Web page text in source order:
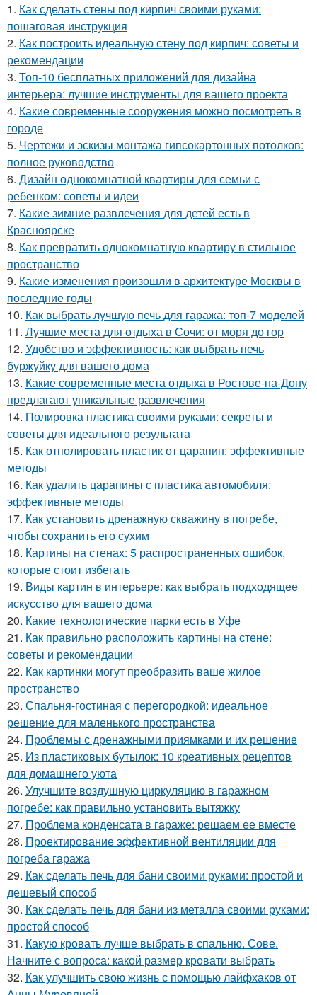
1. Как сделать стены под кирпич своими руками:
пошаговая инструкция
2. Как построить идеальную стену под кирпич: советы и
рекомендации
3. Топ-10 бесплатных приложений для дизайна
интерьера: лучшие инструменты для вашего проекта
4. Какие современные сооружения можно посмотреть в
городе
5. Чертежи и эскизы монтажа гипсокартонных потолков:
полное руководство
6. Дизайн однокомнатной квартиры для семьи с
ребенком: советы и идеи
7. Какие зимние развлечения для детей есть в
Красноярске
8. Как превратить однокомнатную квартиру в стильное
пространство
9. Какие изменения произошли в архитектуре Москвы в
последние годы
10. Как выбрать лучшую печь для гаража: топ-7 моделей
11. Лучшие места для отдыха в Сочи: от моря до гор
12. Удобство и эффективность: как выбрать печь
буржуйку для вашего дома
13. Какие современные места отдыха в Ростове-на-Дону
предлагают уникальные развлечения
14. Полировка пластика своими руками: секреты и
советы для идеального результата
15. Как отполировать пластик от царапин: эффективные
методы
16. Как удалить царапины с пластика автомобиля:
эффективные методы
17. Как установить дренажную скважину в погребе,
чтобы сохранить его сухим
18. Картины на стенах: 5 распространенных ошибок,
которые стоит избегать
19. Виды картин в интерьере: как выбрать подходящее
искусство для вашего дома
20. Какие технологические парки есть в Уфе
21. Как правильно расположить картины на стене:
советы и рекомендации
22. Как картинки могут преобразить ваше жилое
пространство
23. Спальня-гостиная с перегородкой: идеальное
решение для маленького пространства
24. Проблемы с дренажными приямками и их решение
25. Из пластиковых бутылок: 10 креативных рецептов
для домашнего уюта
26. Улучшите воздушную циркуляцию в гаражном
погребе: как правильно установить вытяжку
27. Проблема конденсата в гараже: решаем ее вместе
28. Проектирование эффективной вентиляции для
погреба гаража
29. Как сделать печь для бани своими руками: простой и
дешевый способ
30. Как сделать печь для бани из металла своими руками:
простой способ
31. Какую кровать лучше выбрать в спальню. Сове.
Начните с вопроса: какой размер кровати выбрать
32. Как улучшить свою жизнь с помощью лайфхаков от